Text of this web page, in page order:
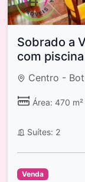
Sobrado a
com piscina
Centro -
Área: 470 m²
Suítes: 2
Venda